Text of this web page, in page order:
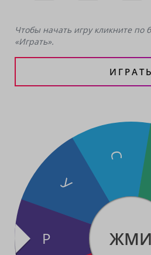
Чтобы начать игру кликните по
«Играть».
ИГРАТЬ
Р
У
С
ЖМИ